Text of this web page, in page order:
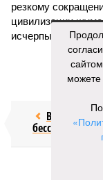
резкому
цивилизации
исчерпывающий.
Возраст
бессмертия
можете